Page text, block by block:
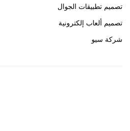
تصميم تطبيقات الجوال
تصميم ألعاب إلكترونية
شركة سيو